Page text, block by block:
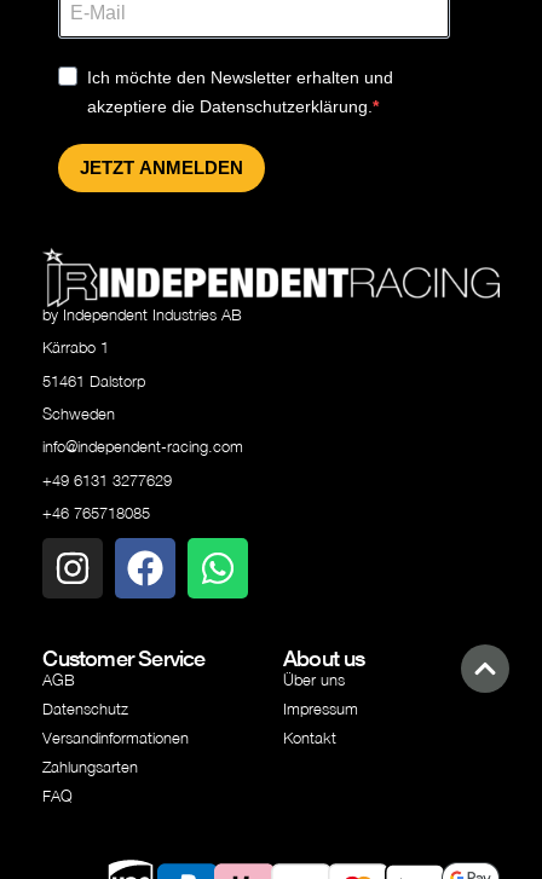
by Independent Industries AB
Kärrabo 1
51461 Dalstorp
Schweden
info@independent-racing.com
+49 6131 3277629
+46 765718085
Customer Service
AGB
Datenschutz
Versandinformationen
Zahlungsarten
FAQ
About us
Über uns
Impressum
Kontakt
Ich möchte den Newsletter erhalten und
akzeptiere die Datenschutzerklärung.
JETZT ANMELDEN